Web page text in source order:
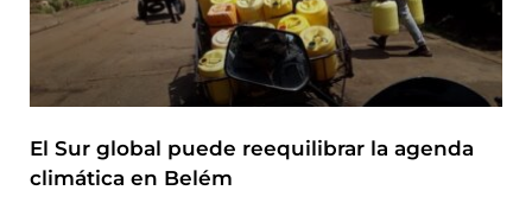
El Sur global puede reequilibrar la agenda
climática en Belém